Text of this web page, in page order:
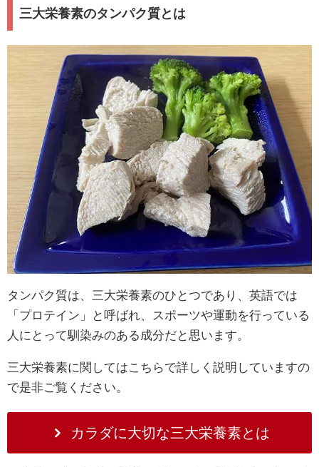
三大栄養素のタンパク質とは
タンパク質は、三大栄養素のひとつであり、英語では
「プロテイン」と呼ばれ、スポーツや運動を行っている
人にとって馴染みのある成分だと思います。
三大栄養素に関してはこちらで詳しく説明していますの
で是非ご覧ください。
カラダに大切な三大栄養素とは